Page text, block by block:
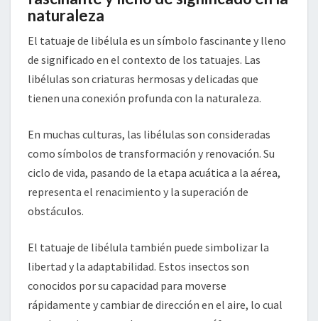
naturaleza
El tatuaje de libélula es un símbolo fascinante y lleno
de significado en el contexto de los tatuajes. Las
libélulas son criaturas hermosas y delicadas que
tienen una conexión profunda con la naturaleza.
En muchas culturas, las libélulas son consideradas
como símbolos de transformación y renovación. Su
ciclo de vida, pasando de la etapa acuática a la aérea,
representa el renacimiento y la superación de
obstáculos.
El tatuaje de libélula también puede simbolizar la
libertad y la adaptabilidad. Estos insectos son
conocidos por su capacidad para moverse
rápidamente y cambiar de dirección en el aire, lo cual